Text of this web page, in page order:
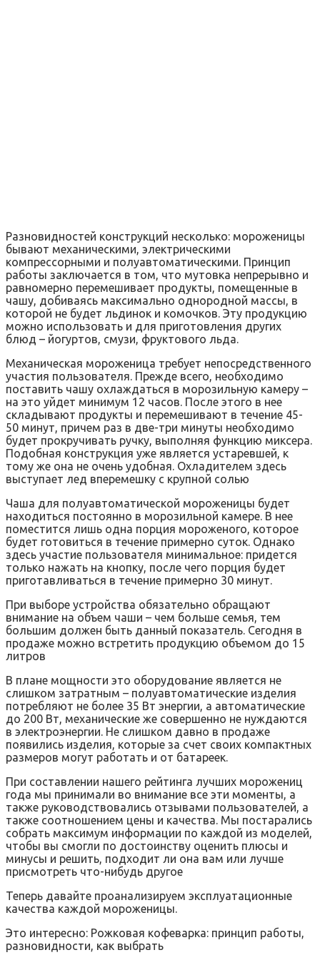
Разновидностей конструкций несколько: мороженицы
бывают механическими, электрическими
компрессорными и полуавтоматическими. Принцип
работы заключается в том, что мутовка непрерывно и
равномерно перемешивает продукты, помещенные в
чашу, добиваясь максимально однородной массы, в
которой не будет льдинок и комочков. Эту продукцию
можно использовать и для приготовления других
блюд – йогуртов, смузи, фруктового льда.
Механическая мороженица требует непосредственного
участия пользователя. Прежде всего, необходимо
поставить чашу охлаждаться в морозильную камеру –
на это уйдет минимум 12 часов. После этого в нее
складывают продукты и перемешивают в течение 45-
50 минут, причем раз в две-три минуты необходимо
будет прокручивать ручку, выполняя функцию миксера.
Подобная конструкция уже является устаревшей, к
тому же она не очень удобная. Охладителем здесь
выступает лед вперемешку с крупной солью
Чаша для полуавтоматической мороженицы будет
находиться постоянно в морозильной камере. В нее
поместится лишь одна порция мороженого, которое
будет готовиться в течение примерно суток. Однако
здесь участие пользователя минимальное: придется
только нажать на кнопку, после чего порция будет
приготавливаться в течение примерно 30 минут.
При выборе устройства обязательно обращают
внимание на объем чаши – чем больше семья, тем
большим должен быть данный показатель. Сегодня в
продаже можно встретить продукцию объемом до 15
литров
В плане мощности это оборудование является не
слишком затратным – полуавтоматические изделия
потребляют не более 35 Вт энергии, а автоматические
до 200 Вт, механические же совершенно не нуждаются
в электроэнергии. Не слишком давно в продаже
появились изделия, которые за счет своих компактных
размеров могут работать и от батареек.
При составлении нашего рейтинга лучших морожениц
года мы принимали во внимание все эти моменты, а
также руководствовались отзывами пользователей, а
также соотношением цены и качества. Мы постарались
собрать максимум информации по каждой из моделей,
чтобы вы смогли по достоинству оценить плюсы и
минусы и решить, подходит ли она вам или лучше
присмотреть что-нибудь другое
Теперь давайте проанализируем эксплуатационные
качества каждой мороженицы.
Это интересно: Рожковая кофеварка: принцип работы,
разновидности, как выбрать